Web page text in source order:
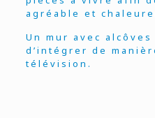
agréable et
Un mur avec
d’intégrer de
télévision.